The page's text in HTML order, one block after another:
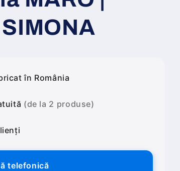
în România
(de la 2 produse)
telefonică